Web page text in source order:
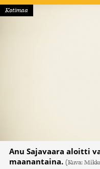
Kotimaa
Anu Sajavaara aloitti
maanantaina. (Kuva: